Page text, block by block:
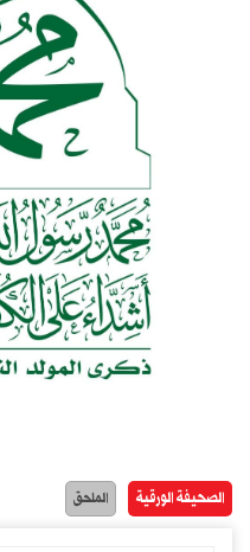
الصحيفة الورقية الملحق